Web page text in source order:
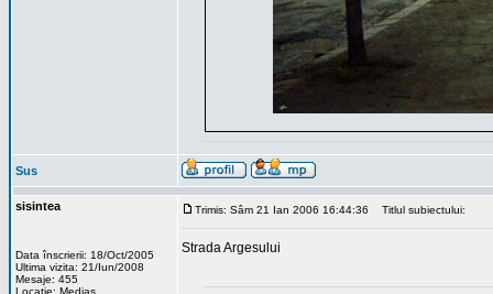
Sus
sisintea
Data înscrierii: 18/Oct/2005
Ultima vizita: 21/Iun/2008
Mesaje: 455
Locaţie: Medias
Trimis: Sâm 21 Ian 2006 16:44:36 Titlul subiectului:
Strada Argesului